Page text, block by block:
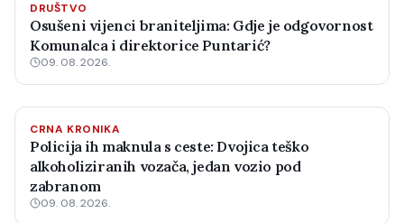
DRUŠTVO
Osušeni vijenci braniteljima: Gdje je odgovornost
Komunalca i direktorice Puntarić?
09. 08. 2026.
CRNA KRONIKA
Policija ih maknula s ceste: Dvojica teško
alkoholiziranih vozača, jedan vozio pod
zabranom
09. 08. 2026.